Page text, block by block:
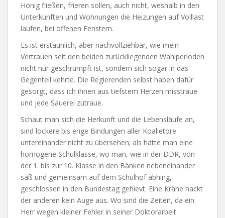
Honig fließen, frieren sollen, auch nicht, weshalb in den
Unterkünften und Wohnungen die Heizungen auf Volllast
laufen, bei offenen Fenstern.
Es ist erstaunlich, aber nachvollziehbar, wie mein
Vertrauen seit den beiden zurückliegenden Wahlperioden
nicht nur geschrumpft ist, sondern sich sogar in das
Gegenteil kehrte. Die Regierenden selbst haben dafür
gesorgt, dass ich ihnen aus tiefstem Herzen misstraue
und jede Sauerei zutraue.
Schaut man sich die Herkunft und die Lebensläufe an,
sind lockere bis enge Bindungen aller Koalietöre
untereinander nicht zu übersehen; als hätte man eine
homogene Schulklasse, wo man, wie in der DDR, von
der 1. bis zur 10. Klasse in den Bänken nebeneinander
saß und gemeinsam auf dem Schulhof abhing,
geschlossen in den Bundestag gehievt. Eine Krähe hackt
der anderen kein Auge aus. Wo sind die Zeiten, da ein
Herr wegen kleiner Fehler in seiner Doktorarbeit